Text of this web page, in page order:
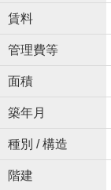
賃料
管理費等
面積
築年月
種別 / 構造
階建